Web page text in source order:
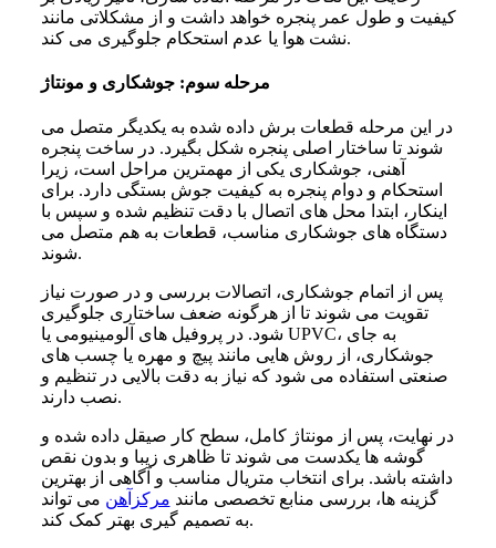
کیفیت و طول عمر پنجره خواهد داشت و از مشکلاتی مانند
نشت هوا یا عدم استحکام جلوگیری می کند.
مرحله سوم: جوشکاری و مونتاژ
در این مرحله قطعات برش داده شده به یکدیگر متصل می
شوند تا ساختار اصلی پنجره شکل بگیرد. در ساخت پنجره
آهنی، جوشکاری یکی از مهمترین مراحل است، زیرا
استحکام و دوام پنجره به کیفیت جوش بستگی دارد. برای
اینکار، ابتدا محل های اتصال با دقت تنظیم شده و سپس با
دستگاه های جوشکاری مناسب، قطعات به هم متصل می
شوند.
پس از اتمام جوشکاری، اتصالات بررسی و در صورت نیاز
تقویت می شوند تا از هرگونه ضعف ساختاری جلوگیری
شود. در پروفیل های آلومینیومی یا UPVC، به جای
جوشکاری، از روش هایی مانند پیچ و مهره یا چسب های
صنعتی استفاده می شود که نیاز به دقت بالایی در تنظیم و
نصب دارند.
در نهایت، پس از مونتاژ کامل، سطح کار صیقل داده شده و
گوشه ها یکدست می شوند تا ظاهری زیبا و بدون نقص
داشته باشد. برای انتخاب متریال مناسب و آگاهی از بهترین
گزینه ها، بررسی منابع تخصصی مانند مرکزآهن می تواند
به تصمیم گیری بهتر کمک کند.